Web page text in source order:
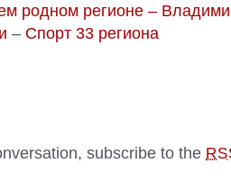
родном регионе –
– Спорт 33 региона
subscribe to the